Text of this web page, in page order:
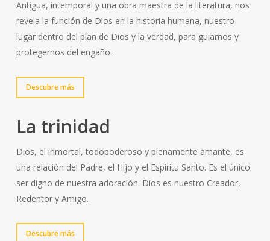
Antigua, intemporal y una obra maestra de la literatura, nos
revela la función de Dios en la historia humana, nuestro
lugar dentro del plan de Dios y la verdad, para guiarnos y
protegernos del engaño.
Descubre más
La trinidad
Dios, el inmortal, todopoderoso y plenamente amante, es
una relación del Padre, el Hijo y el Espíritu Santo. Es el único
ser digno de nuestra adoración. Dios es nuestro Creador,
Redentor y Amigo.
Descubre más